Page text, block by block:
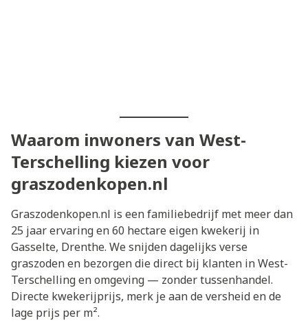
Waarom inwoners van West-
Terschelling kiezen voor
graszodenkopen.nl
Graszodenkopen.nl is een familiebedrijf met meer dan
25 jaar ervaring en 60 hectare eigen kwekerij in
Gasselte, Drenthe. We snijden dagelijks verse
graszoden en bezorgen die direct bij klanten in West-
Terschelling en omgeving — zonder tussenhandel.
Directe kwekerijprijs, merk je aan de versheid en de
lage prijs per m².